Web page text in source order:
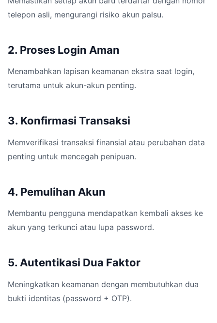
telepon asli, mengurangi risiko akun palsu.
2. Proses Login Aman
Menambahkan lapisan keamanan ekstra saat login,
terutama untuk akun-akun penting.
3. Konfirmasi Transaksi
Memverifikasi transaksi finansial atau perubahan data
penting untuk mencegah penipuan.
4. Pemulihan Akun
Membantu pengguna mendapatkan kembali akses ke
akun yang terkunci atau lupa password.
5. Autentikasi Dua Faktor
Meningkatkan keamanan dengan membutuhkan dua
bukti identitas (password + OTP).